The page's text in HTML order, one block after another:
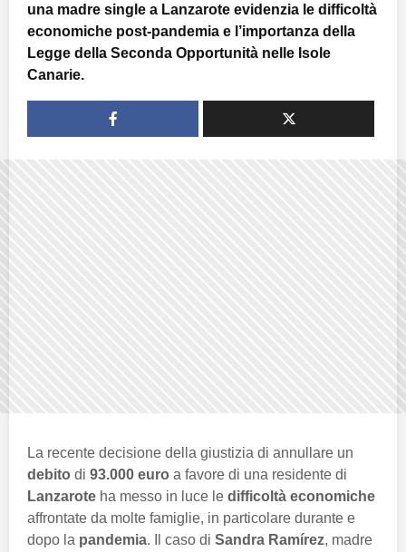
una madre single a Lanzarote evidenzia le difficoltà
economiche post-pandemia e l’importanza della
Legge della Seconda Opportunità nelle Isole
Canarie.
La recente decisione della giustizia di annullare un
debito di 93.000 euro a favore di una residente di
Lanzarote ha messo in luce le difficoltà economiche
affrontate da molte famiglie, in particolare durante e
dopo la pandemia. Il caso di Sandra Ramírez, madre